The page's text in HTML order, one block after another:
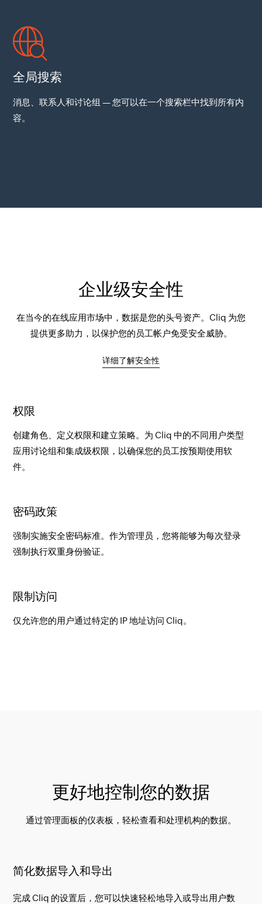
全局搜索
消息、联系人和讨论组 — 您可以在一个搜索栏中找到所有内
容。
企业级安全性
在当今的在线应用市场中，数据是您的头号资产。Cliq 为您
提供更多助力，以保护您的员工帐户免受安全威胁。
详细了解安全性
权限
创建角色、定义权限和建立策略。为 Cliq 中的不同用户类型
应用讨论组和集成级权限，以确保您的员工按预期使用软
件。
密码政策
强制实施安全密码标准。作为管理员，您将能够为每次登录
强制执行双重身份验证。
限制访问
仅允许您的用户通过特定的 IP 地址访问 Cliq。
更好地控制您的数据
通过管理面板的仪表板，轻松查看和处理机构的数据。
简化数据导入和导出
完成 Cliq 的设置后，您可以快速轻松地导入或导出用户数